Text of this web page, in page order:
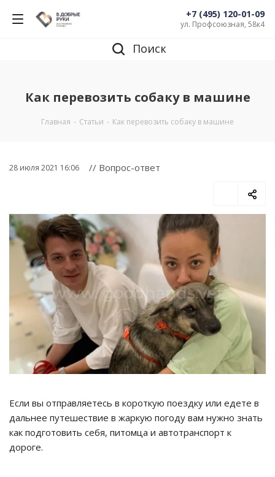
+7 (495) 120-01-09
ул. Профсоюзная, 58к4
Поиск
Как перевозить собаку в машине
Главная - Статьи - Как перевозить собаку в машине
28 июля 2021 16:06 // Вопрос-ответ
Если вы отправляетесь в короткую поездку или едете в
дальнее путешествие в жаркую погоду вам нужно знать
как подготовить себя, питомца и автотранспорт к
дороге.